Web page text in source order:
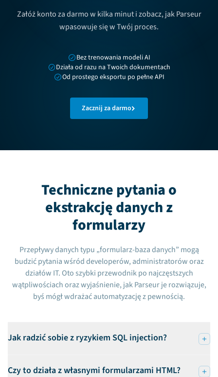
Załóż konto za darmo w kilka minut i zobacz, jak Parseur
wpasowuje się w Twój proces.
Bez trenowania modeli AI
Działa od razu na Twoich dokumentach
Od prostego eksportu po pełne API
Zacznij za darmo
Techniczne pytania o
ekstrakcję danych z
formularzy
Przepływy danych typu „formularz-baza danych” mogą
budzić pytania wśród developerów, administratorów oraz
działów IT. Oto szybki przewodnik po najczęstszych
wątpliwościach oraz wyjaśnienie, jak Parseur je rozwiązuje,
byś mógł wdrażać automatyzację z pewnością.
Jak radzić sobie z ryzykiem SQL injection?
Czy to działa z własnymi formularzami HTML?